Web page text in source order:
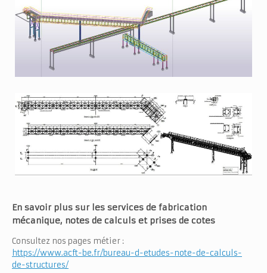
En savoir plus sur les services de fabrication
mécanique, notes de calculs et prises de cotes
Consultez nos pages métier :
https://www.acft-be.fr/bureau-d-etudes-note-de-calculs-
de-structures/